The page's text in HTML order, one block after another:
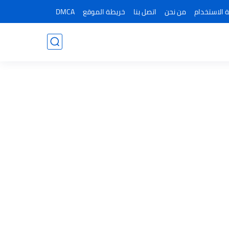
من نحن اتصل بنا خريطة الموقع DMCA